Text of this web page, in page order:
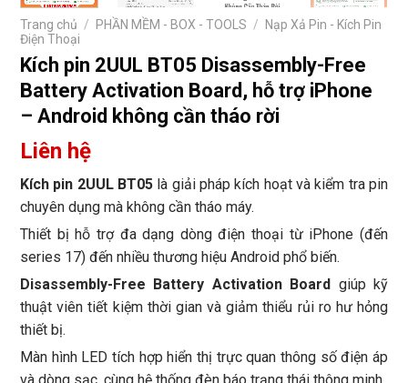
Trang chủ / PHẦN MỀM - BOX - TOOLS /
Nạp Xả Pin - Kích Pin
Điện Thoại
Kích pin 2UUL BT05 Disassembly-Free
Battery Activation Board, hỗ trợ iPhone
– Android không cần tháo rời
Liên hệ
Kích pin 2UUL BT05 là giải pháp kích hoạt và kiểm tra pin
chuyên dụng mà không cần tháo máy.
Thiết bị hỗ trợ đa dạng dòng điện thoại từ iPhone (đến
series 17) đến nhiều thương hiệu Android phổ biến.
Disassembly-Free Battery Activation Board giúp kỹ
thuật viên tiết kiệm thời gian và giảm thiểu rủi ro hư hỏng
thiết bị.
Màn hình LED tích hợp hiển thị trực quan thông số điện áp